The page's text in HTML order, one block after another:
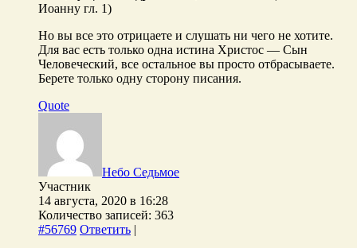
Иоанну гл. 1)
Но вы все это отрицаете и слушать ни чего не хотите.
Для вас есть только одна истина Христос — Сын
Человеческий, все остальное вы просто отбрасываете.
Берете только одну сторону писания.
Quote
Небо Седьмое
Участник
14 августа, 2020 в 16:28
Количество записей: 363
#56769 Ответить |